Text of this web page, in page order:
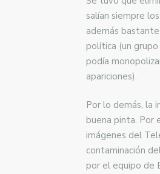
salían siempre
además
política (un
podía
apariciones).
Por lo demás, la
buena pinta. Por
imágenes del
contaminación
por el equipo de